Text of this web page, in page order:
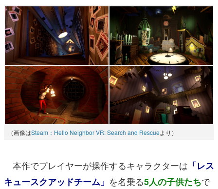
（画像はSteam：Hello Neighbor VR: Search and Rescueより）
本作でプレイヤーが操作するキャラクターは 「レス
キュースクアッドチーム」 を名乗る5人の子供たちで